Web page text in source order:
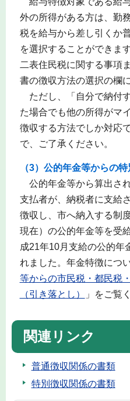
外の所得がある方は、勤
税を給与から差し引くか
を選択することができま
二表住民税に関する事項
書の徴収方法の選択の欄
ただし、「自分で納付
た場合でも他の所得がマ
徴収する方法でしか対応
で、ご了承ください。
（3）公的年金等からの
公的年金等から算出さ
支払者が、納税者に支給
徴収し、市へ納入する制
現在）の公的年金等を受
成21年10月支給の公的年
れました。年金特徴につ
等からの市民税・都民税
（引き落とし）
」をご覧
関連リンク
普通徴収関係の書類
特別徴収関係の書類